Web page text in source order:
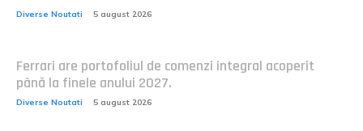
Diverse Noutati 5 august 2026
Ferrari are portofoliul de comenzi integral acoperit
până la finele anului 2027.
Diverse Noutati 5 august 2026